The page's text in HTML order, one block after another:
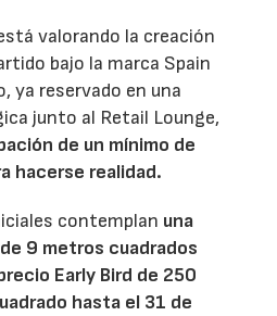
valorando la creación
bajo la marca Spain
ya reservado en una
junto al Retail Lounge,
de un mínimo de
hacerse realidad.
contemplan una
9 metros cuadrados
Early Bird de 250
hasta el 31 de